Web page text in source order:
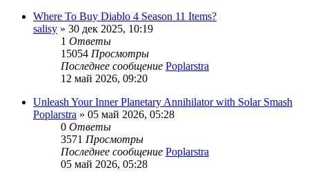
Where To Buy Diablo 4 Season 11 Items?
salisy » 30 дек 2025, 10:19
1 Ответы
15054 Просмотры
Последнее сообщение Poplarstra
12 май 2026, 09:20
Unleash Your Inner Planetary Annihilator with Solar Smash
Poplarstra » 05 май 2026, 05:28
0 Ответы
3571 Просмотры
Последнее сообщение Poplarstra
05 май 2026, 05:28